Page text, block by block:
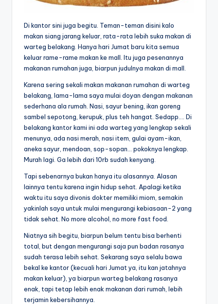
Di kantor sini juga begitu. Teman-teman disini kalo
makan siang jarang keluar, rata-rata lebih suka makan di
warteg belakang. Hanya hari Jumat baru kita semua
keluar rame-rame makan ke mall. Itu juga pesenannya
makanan rumahan juga, biarpun judulnya makan di mall.
Karena sering sekali makan makanan rumahan di warteg
belakang, lama-lama saya mulai doyan dengan makanan
sederhana ala rumah. Nasi, sayur bening, ikan goreng
sambel sepotong, kerupuk, plus teh hangat. Sedapp…. Di
belakang kantor kami ini ada warteg yang lengkap sekali
menunya, ada nasi merah, nasi item, gulai ayam-ikan,
aneka sayur, mendoan, sop-sopan… pokoknya lengkap.
Murah lagi. Ga lebih dari 10rb sudah kenyang.
Tapi sebenarnya bukan hanya itu alasannya. Alasan
lainnya tentu karena ingin hidup sehat. Apalagi ketika
waktu itu saya divonis dokter memiliki miom, semakin
yakinlah saya untuk mulai mengurangi kebiasaan-2 yang
tidak sehat. No more alcohol, no more fast food.
Niatnya sih begitu, biarpun belum tentu bisa berhenti
total, but dengan mengurangi saja pun badan rasanya
sudah terasa lebih sehat. Sekarang saya selalu bawa
bekal ke kantor (kecuali hari Jumat ya, itu kan jatahnya
makan keluar), ya biarpun warteg belakang rasanya
enak, tapi tetap lebih enak makanan dari rumah, lebih
terjamin kebersihannya.